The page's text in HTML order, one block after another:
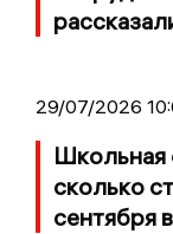
29/07/2026
Школьная
сколько
сентября